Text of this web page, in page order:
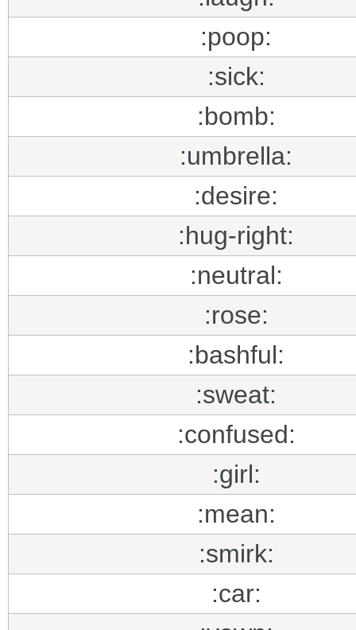
:poop:
:sick:
:bomb:
:umbrella:
:desire:
:hug-right:
:neutral:
:rose:
:bashful:
:sweat:
:confused:
:girl:
:mean:
:smirk:
:car: